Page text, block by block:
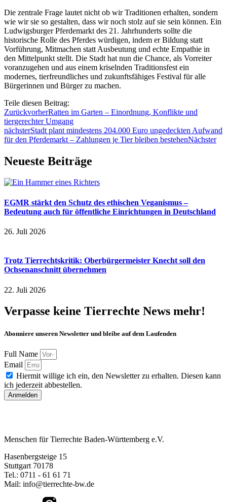
Die zentrale Frage lautet nicht ob wir Traditionen erhalten, sondern
wie wir sie so gestalten, dass wir noch stolz auf sie sein können. Ein
Ludwigsburger Pferdemarkt des 21. Jahrhunderts sollte die
historische Rolle des Pferdes würdigen, indem er Bildung statt
Vorführung, Mitmachen statt Ausbeutung und echte Empathie in
den Mittelpunkt stellt. Die Stadt hat nun die Chance, als Vorreiter
voranzugehen und aus einem kriselnden Traditionsfest ein
modernes, tierfreundliches und zukunftsfähiges Festival für alle
Bürgerinnen und Bürger zu machen.
Teile diesen Beitrag:
ZurückvorherRatten im Garten – Einordnung, Konflikte und
tiergerechter Umgang
nächsterStadt plant mindestens 204.000 Euro ungedeckten Aufwand
für den Pferdemarkt – Zahlungen je Tier bleiben bestehenNächster
Neueste Beiträge
EGMR stärkt den Schutz des ethischen Veganismus –
Bedeutung auch für öffentliche Einrichtungen in Deutschland
26. Juli 2026
Trotz Tierrechtskritik: Oberbürgermeister Knecht soll den
Ochsenanschnitt übernehmen
22. Juli 2026
Verpasse keine Tierrechte News mehr!
Abonniere unseren Newsletter und bleibe auf dem Laufenden
Full Name
Email
Hiermit willige ich ein, den Newsletter zu erhalten. Diesen kann
ich jederzeit abbestellen.
Anmelden
Menschen für Tierrechte Baden-Württemberg e.V.
Hasenbergsteige 15
Stuttgart 70178
Tel.: 0711 - 61 61 71
Mail: info@tierrechte-bw.de